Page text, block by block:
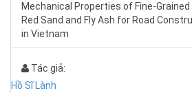
Mechanical Properties of Fine-
Red Sand and Fly Ash for Road
in Vietnam
Tác giả:
Hồ Sĩ Lành